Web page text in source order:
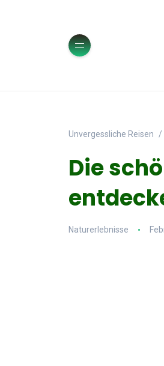
Unvergessliche Reisen
Die
Naturerlebnisse